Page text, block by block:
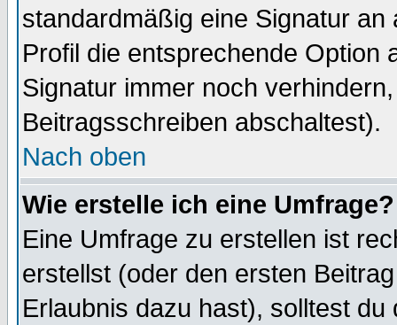
standardmäßig eine Signatur
Profil die entsprechende Option
Signatur immer noch
Beitragsschreiben abschaltest).
Nach oben
Wie erstelle ich eine Umfrage?
Eine Umfrage zu erstellen ist
erstellst (oder den ersten
Erlaubnis dazu hast), solltest